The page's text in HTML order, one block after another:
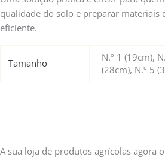
qualidade do solo e preparar materiais
eficiente.
Tamanho
N.º 1 (19cm),
(28cm), N.º 5
A sua loja de produtos agrícolas agora